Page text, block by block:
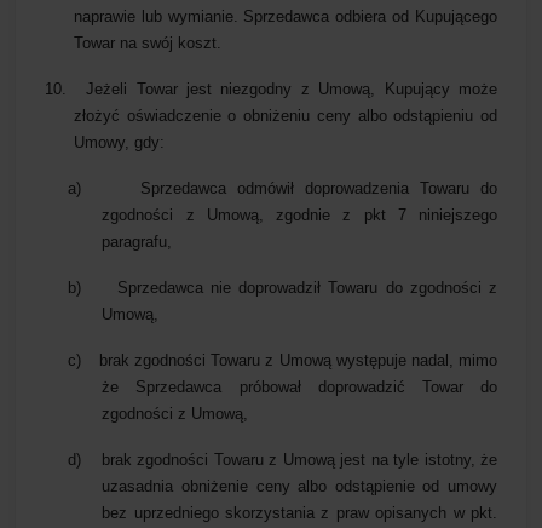
naprawie lub wymianie. Sprzedawca odbiera od Kupującego
Towar na swój koszt.
10.
Jeżeli Towar jest niezgodny z Umową, Kupujący może
złożyć oświadczenie o obniżeniu ceny albo odstąpieniu od
Umowy, gdy:
a)
Sprzedawca odmówił doprowadzenia Towaru do
zgodności z Umową, zgodnie z pkt 7 niniejszego
paragrafu,
b)
Sprzedawca nie doprowadził Towaru do zgodności z
Umową,
c)
brak zgodności Towaru z Umową występuje nadal, mimo
że Sprzedawca próbował doprowadzić Towar do
zgodności z Umową,
d)
brak zgodności Towaru z Umową jest na tyle istotny, że
uzasadnia obniżenie ceny albo odstąpienie od umowy
bez uprzedniego skorzystania z praw opisanych w pkt.